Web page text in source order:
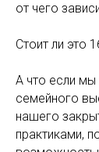
от чего
Стоит ли это
А что если
семейного
нашего
практиками,